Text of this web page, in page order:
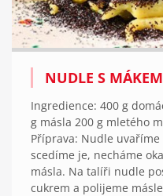
NUDLE S MÁKEM
Ingredience: 400 g
g másla 200 g mletého
Příprava: Nudle
scedíme je, necháme
másla. Na talíři nudle
cukrem a polijeme